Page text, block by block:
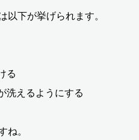
以下が挙げられます。
る
洗えるようにする
ね。